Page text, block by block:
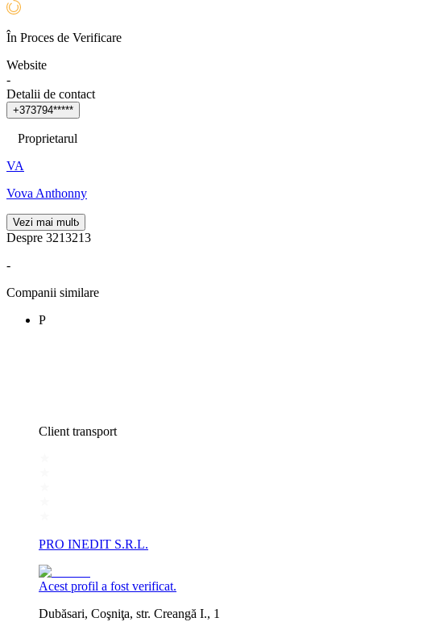
În Proces de Verificare
Website
-
Detalii de contact
+373794*****
Proprietarul
VA
Vova Anthonny
Vezi mai mult
Despre 3213213
-
Companii similare
P
Client transport
PRO INEDIT S.R.L.
Acest profil a fost verificat.
Dubăsari, Coşniţa, str. Creangă I., 1